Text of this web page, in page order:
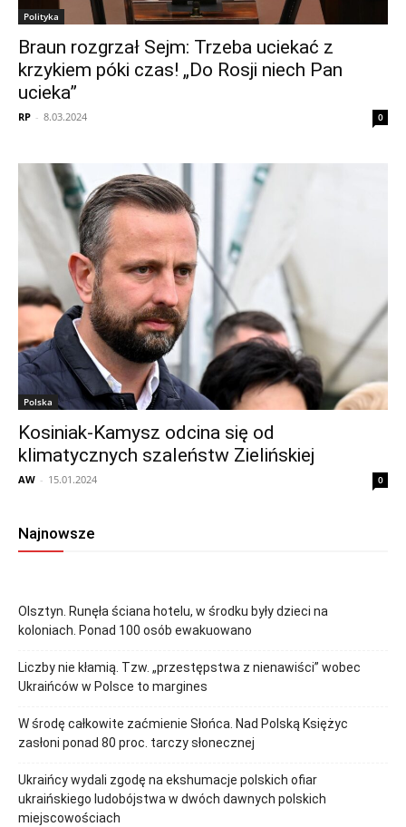
Polityka
Braun rozgrzał Sejm: Trzeba uciekać z
krzykiem póki czas! „Do Rosji niech Pan
ucieka”
RP - 8.03.2024 0
Polska
Kosiniak-Kamysz odcina się od
klimatycznych szaleństw Zielińskiej
AW - 15.01.2024 0
Najnowsze
Olsztyn. Runęła ściana hotelu, w środku były dzieci na
koloniach. Ponad 100 osób ewakuowano
Liczby nie kłamią. Tzw. „przestępstwa z nienawiści” wobec
Ukraińców w Polsce to margines
W środę całkowite zaćmienie Słońca. Nad Polską Księżyc
zasłoni ponad 80 proc. tarczy słonecznej
Ukraińcy wydali zgodę na ekshumacje polskich ofiar
ukraińskiego ludobójstwa w dwóch dawnych polskich
miejscowościach